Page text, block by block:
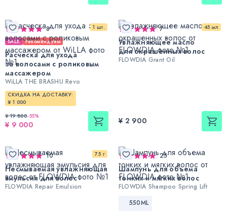
1 шт.
8
SALE Рекомендуем
Расческа для ухода
за волосами с роликовым
массажером
WiLLA THE BRASHU Revo
СКИДКА НА ДОСТАВКУ:
¥ 1 000
¥ 19 800-55%
¥ 9 000
45 мл
7
Увлажняющее масло
для окрашенных волос
FLOWDIA Grant Oil
¥ 2 900
75 г
10
Несмываемая увлажняющая
эмульсия для волос
FLOWDIA Repair Emulsion
25
Шампунь для объема
тонких и мягких волос
FLOWDIA Shampoo Spring Lift
550ML